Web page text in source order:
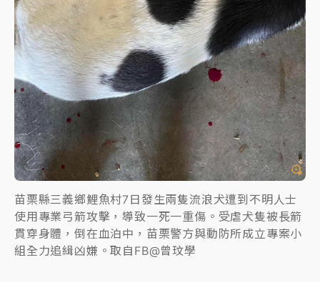
苗栗縣三義鄉鯉魚村7日發生兩隻流浪犬遭到不明人士
使用專業弓箭攻擊，導致一死一重傷。受虐犬隻被長箭
貫穿身體，倒在血泊中，苗栗警方與動防所成立專案小
組全力追緝凶嫌。取自FB@曾玟學